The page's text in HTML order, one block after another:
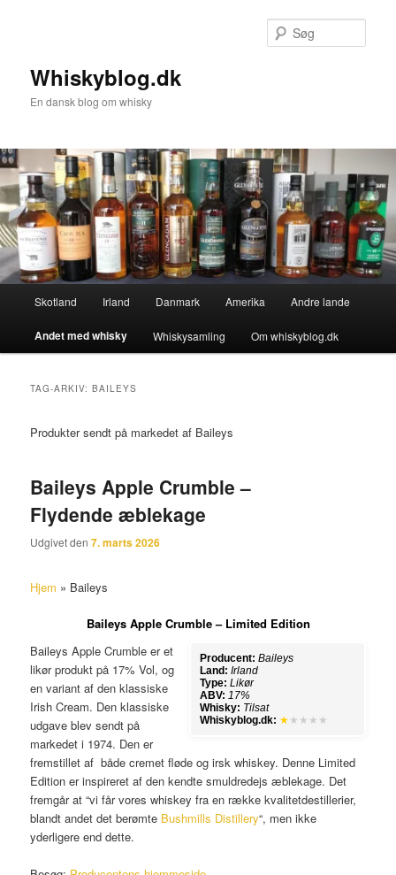
Whiskyblog.dk
En dansk blog om whisky
Skotland Irland Danmark Amerika Andre lande
Andet med whisky Whiskysamling Om whiskyblog.dk
TAG-ARKIV:BAILEYS
Produkter sendt på markedet af Baileys
Baileys Apple Crumble –
Flydende æblekage
Udgivet den7. marts 2026
Hjem » Baileys
Baileys Apple Crumble – Limited Edition
Producent: Baileys
Land: Irland
Type: Likør
ABV: 17%
Whisky: Tilsat
Whiskyblog.dk: ★ ★★★★
Baileys Apple Crumble er et
likør produkt på 17% Vol, og
en variant af den klassiske
Irish Cream. Den klassiske
udgave blev sendt på
markedet i 1974. Den er
fremstillet af både cremet fløde og irsk whiskey. Denne Limited
Edition er inspireret af den kendte smuldredejs æblekage. Det
fremgår at “vi får vores whiskey fra en række kvalitetdestillerier,
blandt andet det berømte Bushmills Distillery“, men ikke
yderligere end dette.